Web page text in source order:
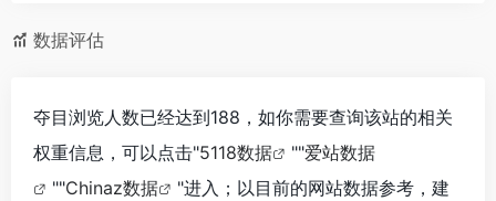
数据评估
夺目浏览人数已经达到188，如你需要查询该站的相关
权重信息，可以点击"5118数据 ""爱站数据
""Chinaz数据
"进入；以目前的网站数据参考，建